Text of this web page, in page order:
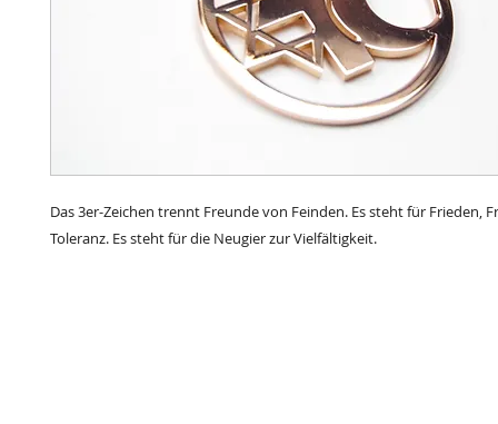
Das 3er-Zeichen trennt Freunde von Feinden. Es steht für Frieden,
Toleranz. Es steht für die Neugier zur Vielfältigkeit.